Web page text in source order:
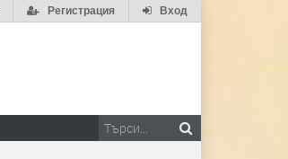
Вход
Регистрация